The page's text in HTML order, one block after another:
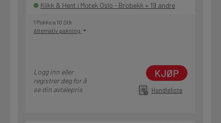
Klikk & Hent i Motek Oslo - Brobekk + 19 andre
1 Pakke a 10 Stk
Alternativ pakning
Logg inn eller
registrer deg for å
se din avtalepris
KJØP
Handleliste